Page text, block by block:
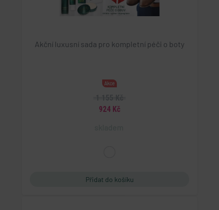
Akční luxusní sada pro kompletní péči o boty
Akce
924 Kč